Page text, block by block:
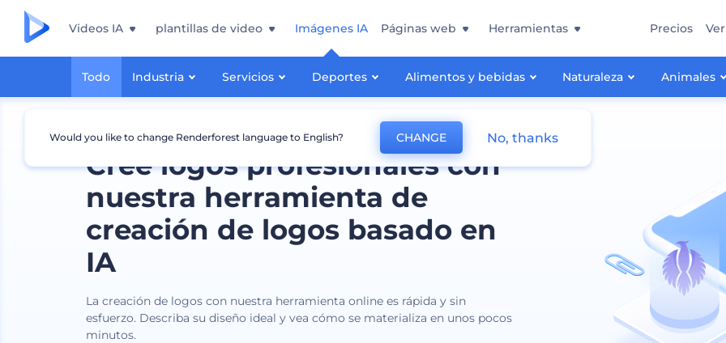
Videos IA plantillas de video Imágenes IA
Todo Industria Servicios Deportes Alimentos y bebidas Naturaleza Animales
Páginas web Herramientas Precios Ver
Cree logos profesionales con
nuestra herramienta de
creación de logos basado en
IA
La creación de logos con nuestra herramienta online es rápida y sin
esfuerzo. Describa su diseño ideal y vea cómo se materializa en unos pocos
minutos.
Would you like to change Renderforest language to English? CHANGE No, thanks